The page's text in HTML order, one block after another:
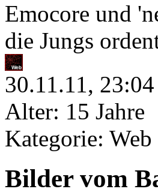
Emocore und
die Jungs
30.11.11, 23:04
Alter: 15 Jahre
Kategorie: Web
Bilder vom